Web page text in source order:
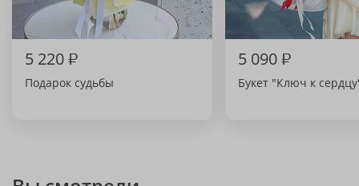
5 220₽
Подарок судьбы
5 090₽
Букет "Ключ к